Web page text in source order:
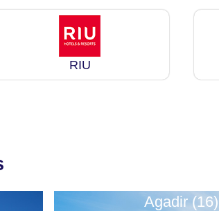
RIU
Agadir (16)